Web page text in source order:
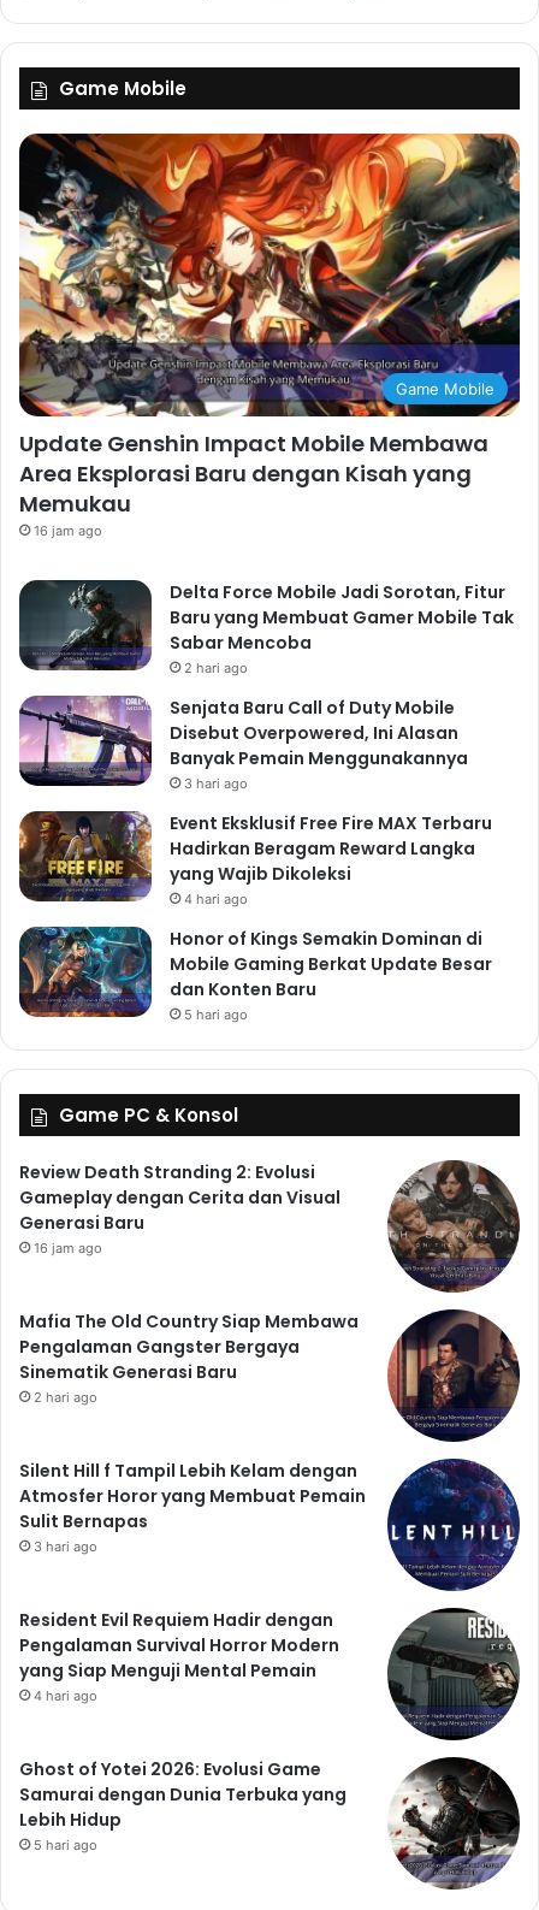
Game Mobile
Game Mobile
Update Genshin Impact Mobile Membawa
Area Eksplorasi Baru dengan Kisah yang
Memukau
16 jam ago
Delta Force Mobile Jadi Sorotan, Fitur
Baru yang Membuat Gamer Mobile Tak
Sabar Mencoba
2 hari ago
Senjata Baru Call of Duty Mobile
Disebut Overpowered, Ini Alasan
Banyak Pemain Menggunakannya
3 hari ago
Event Eksklusif Free Fire MAX Terbaru
Hadirkan Beragam Reward Langka
yang Wajib Dikoleksi
4 hari ago
Honor of Kings Semakin Dominan di
Mobile Gaming Berkat Update Besar
dan Konten Baru
5 hari ago
Game PC & Konsol
Review Death Stranding 2: Evolusi
Gameplay dengan Cerita dan Visual
Generasi Baru
16 jam ago
Mafia The Old Country Siap Membawa
Pengalaman Gangster Bergaya
Sinematik Generasi Baru
2 hari ago
Silent Hill f Tampil Lebih Kelam dengan
Atmosfer Horor yang Membuat Pemain
Sulit Bernapas
3 hari ago
Resident Evil Requiem Hadir dengan
Pengalaman Survival Horror Modern
yang Siap Menguji Mental Pemain
4 hari ago
Ghost of Yotei 2026: Evolusi Game
Samurai dengan Dunia Terbuka yang
Lebih Hidup
5 hari ago